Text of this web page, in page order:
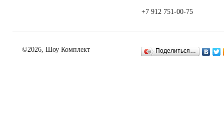
+7 912 751-00-75
©2026, Шоу Комплект Поделиться…